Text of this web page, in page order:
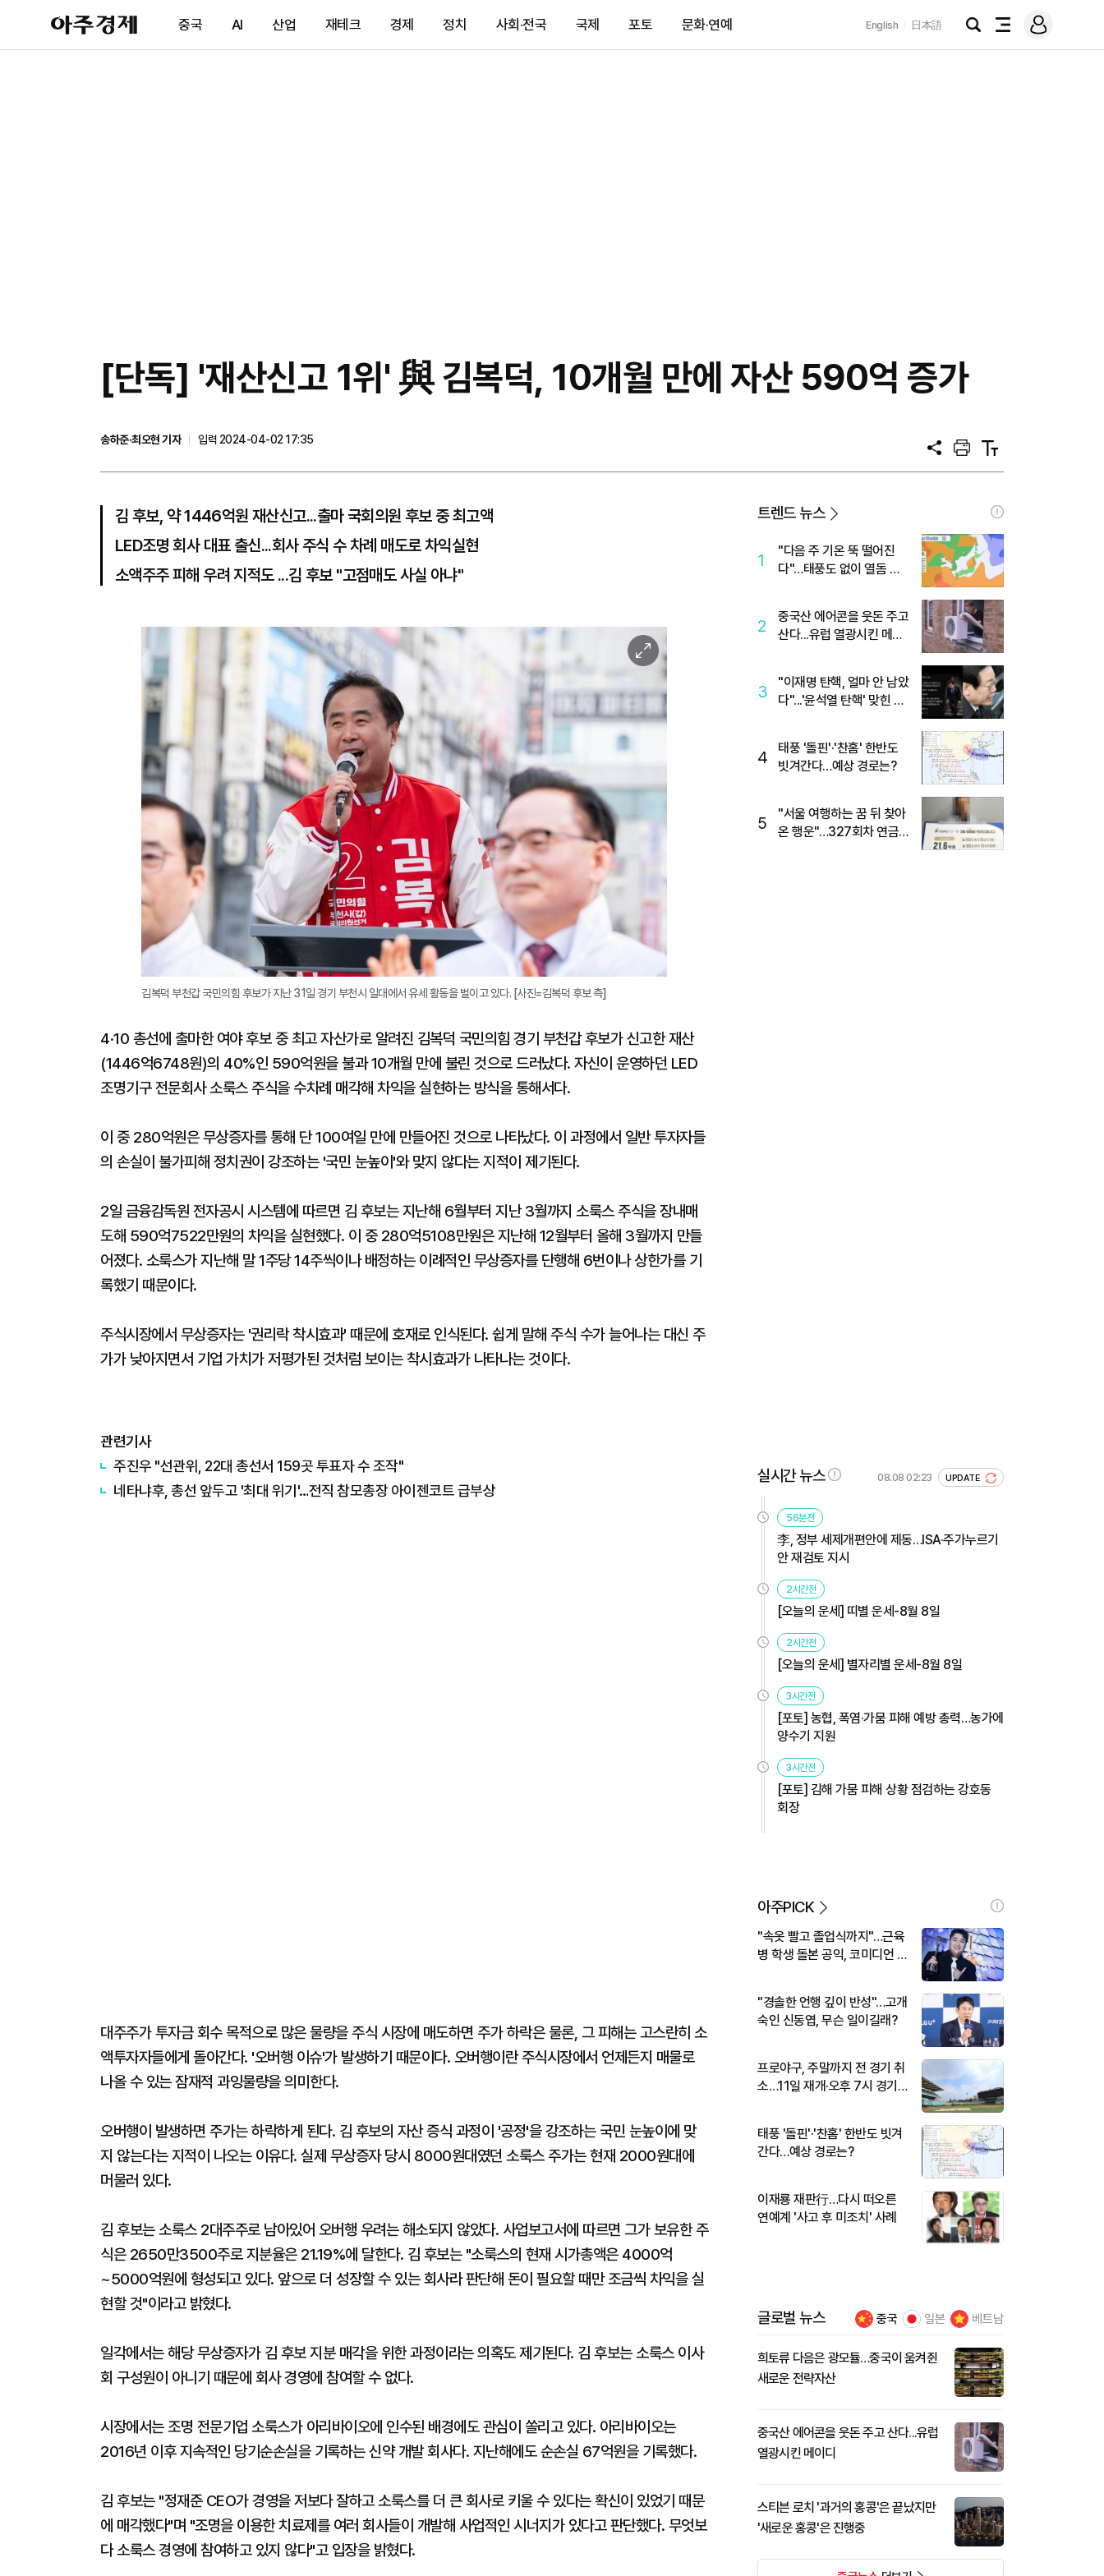
아
주
제
중국 AI 산업 재테크 경제 정치 사회·전국 국제 포토 문화·연예 English 日本語
검
전
메
그
[단독] '재산신고 1위' 與 김복덕, 10개월 만에 자산 590억 증가
송하준·최오현 기자
입력 2024-04-02 17:35
공
프
트
텍
트
김 후보, 약 1446억원 재산신고...출마 국회의원 후보 중 최고액
LED조명 회사 대표 출신...회사 주식 수 차례 매도로 차익실현
소액주주 피해 우려 지적도 ...김 후보 "고점매도 사실 아냐"
이
미
지
확
대
김복덕 부천갑 국민의힘 후보가 지난 31일 경기 부천시 일대에서 유세 활동을 벌이고 있다. [사진=김복덕 후보 측]
4·10 총선에 출마한 여야 후보 중 최고 자산가로 알려진 김복덕 국민의힘 경기 부천갑 후보가 신고한 재산
(1446억6748원)의 40%인 590억원을 불과 10개월 만에 불린 것으로 드러났다. 자신이 운영하던 LED
조명기구 전문회사 소룩스 주식을 수차례 매각해 차익을 실현하는 방식을 통해서다.
이 중 280억원은 무상증자를 통해 단 100여일 만에 만들어진 것으로 나타났다. 이 과정에서 일반 투자자들
의 손실이 불가피해 정치권이 강조하는 '국민 눈높이'와 맞지 않다는 지적이 제기된다.
2일 금융감독원 전자공시 시스템에 따르면 김 후보는 지난해 6월부터 지난 3월까지 소룩스 주식을 장내매
도해 590억7522만원의 차익을 실현했다. 이 중 280억5108만원은 지난해 12월부터 올해 3월까지 만들
어졌다. 소룩스가 지난해 말 1주당 14주씩이나 배정하는 이례적인 무상증자를 단행해 6번이나 상한가를 기
록했기 때문이다.
주식시장에서 무상증자는 '권리락 착시효과' 때문에 호재로 인식된다. 쉽게 말해 주식 수가 늘어나는 대신 주
가가 낮아지면서 기업 가치가 저평가된 것처럼 보이는 착시효과가 나타나는 것이다.
관련기사
주진우 "선관위, 22대 총선서 159곳 투표자 수 조작"
네타냐후, 총선 앞두고 '최대 위기'…전직 참모총장 아이젠코트 급부상
대주주가 투자금 회수 목적으로 많은 물량을 주식 시장에 매도하면 주가 하락은 물론, 그 피해는 고스란히 소
액투자자들에게 돌아간다. '오버행 이슈'가 발생하기 때문이다. 오버행이란 주식시장에서 언제든지 매물로
나올 수 있는 잠재적 과잉물량을 의미한다.
오버행이 발생하면 주가는 하락하게 된다. 김 후보의 자산 증식 과정이 '공정'을 강조하는 국민 눈높이에 맞
지 않는다는 지적이 나오는 이유다. 실제 무상증자 당시 8000원대였던 소룩스 주가는 현재 2000원대에
머물러 있다.
김 후보는 소룩스 2대주주로 남아있어 오버행 우려는 해소되지 않았다. 사업보고서에 따르면 그가 보유한 주
식은 2650만3500주로 지분율은 21.19%에 달한다. 김 후보는 "소룩스의 현재 시가총액은 4000억
~5000억원에 형성되고 있다. 앞으로 더 성장할 수 있는 회사라 판단해 돈이 필요할 때만 조금씩 차익을 실
현할 것"이라고 밝혔다.
일각에서는 해당 무상증자가 김 후보 지분 매각을 위한 과정이라는 의혹도 제기된다. 김 후보는 소룩스 이사
회 구성원이 아니기 때문에 회사 경영에 참여할 수 없다.
시장에서는 조명 전문기업 소룩스가 아리바이오에 인수된 배경에도 관심이 쏠리고 있다. 아리바이오는
2016년 이후 지속적인 당기순손실을 기록하는 신약 개발 회사다. 지난해에도 순손실 67억원을 기록했다.
김 후보는 "정재준 CEO가 경영을 저보다 잘하고 소룩스를 더 큰 회사로 키울 수 있다는 확신이 있었기 때문
에 매각했다"며 "조명을 이용한 치료제를 여러 회사들이 개발해 사업적인 시너지가 있다고 판단했다. 무엇보
다 소룩스 경영에 참여하고 있지 않다"고 입장을 밝혔다.
트렌드 뉴스
1
"다음 주 기온 뚝 떨어진
다"…태풍도 없이 열돔 박
2
중국산 에어콘을 웃돈 주고
산다...유럽 열광시킨 메이
3
"이재명 탄핵, 얼마 안 남았
다"...'윤석열 탄핵' 맞힌 무
4
태풍 '돌핀'·'찬홈' 한반도
빗겨간다…예상 경로는?
5
"서울 여행하는 꿈 뒤 찾아
온 행운"…327회차 연금
실시간 뉴스 08.08 02:23 UPDATE
56분전
李, 정부 세제개편안에 제동…ISA·주가누르기
안 재검토 지시
2시간전
[오늘의 운세] 띠별 운세-8월 8일
2시간전
[오늘의 운세] 별자리별 운세-8월 8일
3시간전
[포토] 농협, 폭염·가뭄 피해 예방 총력…농가에
양수기 지원
3시간전
[포토] 김해 가뭄 피해 상황 점검하는 강호동
회장
아주PICK
"속옷 빨고 졸업식까지"…근육
병 학생 돌본 공익, 코미디언 김
"경솔한 언행 깊이 반성"…고개
숙인 신동엽, 무슨 일이길래?
프로야구, 주말까지 전 경기 취
소…11일 재개·오후 7시 경기
태풍 '돌핀'·'찬홈' 한반도 빗겨
간다…예상 경로는?
이재룡 재판行…다시 떠오른
연예계 '사고 후 미조치' 사례
글로벌 뉴스 중국 일본 베트남
희토류 다음은 광모듈…중국이 움켜쥔
새로운 전략자산
중국산 에어콘을 웃돈 주고 산다...유럽
열광시킨 메이디
스티븐 로치 '과거의 홍콩'은 끝났지만
'새로운 홍콩'은 진행중